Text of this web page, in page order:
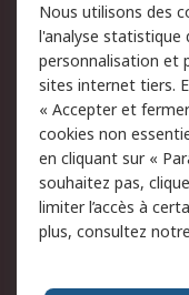
du site
Politique de
des données -
jour
Conditions
de vente
Campagnes
A propos de RS
A propos de RS
Nous utilisons des
l'analyse statistique
personnalisation et
sites internet tiers.
« Accepter et
cookies non
en cliquant sur «
souhaitez pas,
limiter l’accès à
plus, consultez notre